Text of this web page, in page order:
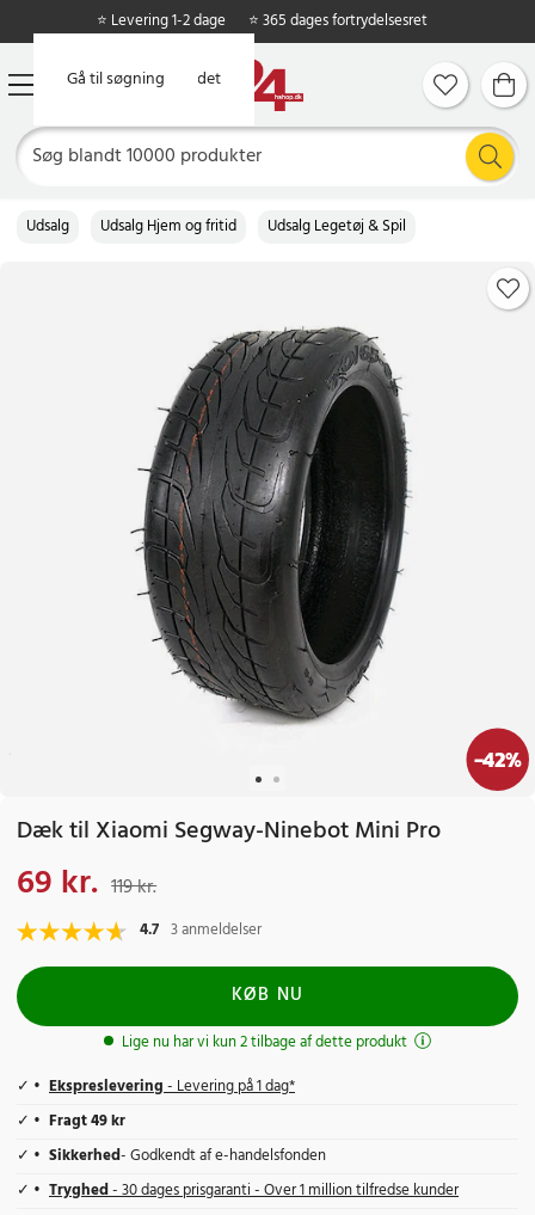
Gå til hovedindholdet
Gå til søgning
⭐ Levering 1-2 dage ⭐ 365 dages fortrydelsesret
Udsalg Udsalg Hjem og fritid Udsalg Legetøj & Spil
-42%
Dæk til Xiaomi Segway-Ninebot Mini Pro
Nuværende pris
69 kr. 119 kr.
4.7 3 anmeldelser
KØB NU
Lige nu har vi kun 2 tilbage af dette produkt
Ekspreslevering- Levering på 1 dag*
Fragt 49 kr
Sikkerhed- Godkendt af e-handelsfonden
Tryghed- 30 dages prisgaranti - Over 1 million tilfredse kunder